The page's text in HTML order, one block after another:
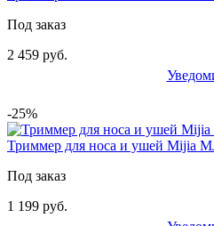
Под заказ
2 459 руб.
-25%
Триммер для носа и ушей Mijia
Под заказ
1 199 руб.